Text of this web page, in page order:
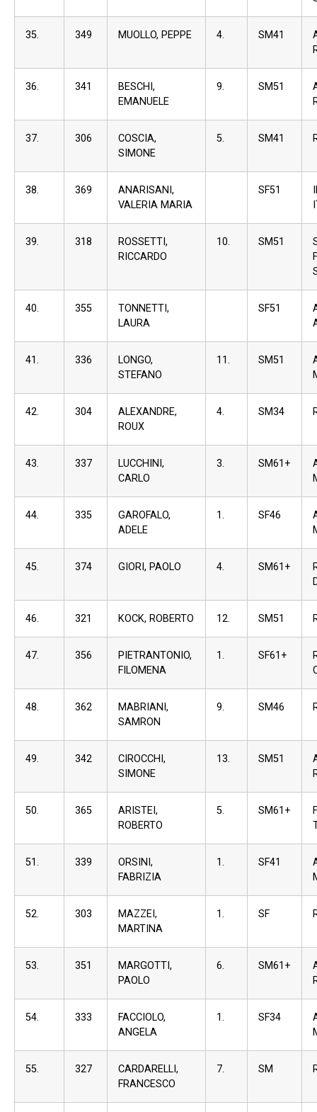
35. 349 MUOLLO, PEPPE 4. SM41
36. 341
BESCHI,
EMANUELE
9. SM51
37. 306
COSCIA,
SIMONE
5. SM41
38. 369
ANARISANI,
VALERIA MARIA
SF51
39. 318
ROSSETTI,
RICCARDO
10. SM51
40. 355
TONNETTI,
LAURA
SF51
41. 336
LONGO,
STEFANO
11. SM51
42. 304
ALEXANDRE,
ROUX
4. SM34
43. 337
LUCCHINI,
CARLO
3. SM61+
44. 335
GAROFALO,
ADELE
1. SF46
45. 374 GIORI, PAOLO 4. SM61+
46. 321 KOCK, ROBERTO 12. SM51
47. 356
PIETRANTONIO,
FILOMENA
1. SF61+
48. 362
MABRIANI,
SAMRON
9. SM46
49. 342
CIROCCHI,
SIMONE
13. SM51
50. 365
ARISTEI,
ROBERTO
5. SM61+
51. 339
ORSINI,
FABRIZIA
1. SF41
52. 303
MAZZEI,
MARTINA
1. SF
53. 351
MARGOTTI,
PAOLO
6. SM61+
54. 333
FACCIOLO,
ANGELA
1. SF34
55. 327
CARDARELLI,
FRANCESCO
7. SM